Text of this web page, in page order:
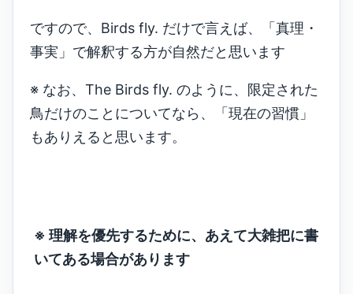
ですので、Birds fly. だけで言えば、「真理・
事実」で解釈する方が自然だと思います
※ なお、The Birds fly. のように、限定された
鳥だけのことについてなら、「現在の習慣」
もありえると思います。
※ 理解を優先するために、あえて大雑把に書
いてある場合があります